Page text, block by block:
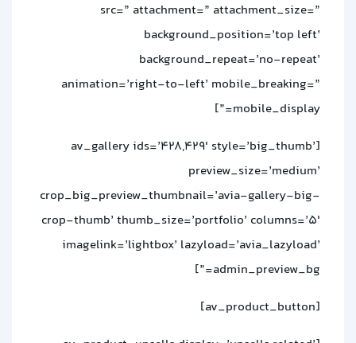
src=” attachment=” attachment_size=”
background_position=’top left’
background_repeat=’no-repeat’
animation=’right-to-left’ mobile_breaking=”
mobile_display=”]
[av_gallery ids=’428,429′ style=’big_thumb’
preview_size=’medium’
crop_big_preview_thumbnail=’avia-gallery-big-
crop-thumb’ thumb_size=’portfolio’ columns=’5′
imagelink=’lightbox’ lazyload=’avia_lazyload’
admin_preview_bg=”]
[av_product_button]